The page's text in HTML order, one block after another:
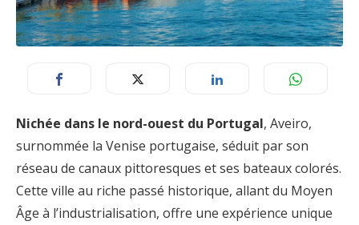
Nichée dans le nord-ouest du Portugal, Aveiro,
surnommée la Venise portugaise, séduit par son
réseau de canaux pittoresques et ses bateaux colorés.
Cette ville au riche passé historique, allant du Moyen
Âge à l’industrialisation, offre une expérience unique